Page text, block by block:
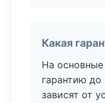
Какая
На
гарантию до
зависят от